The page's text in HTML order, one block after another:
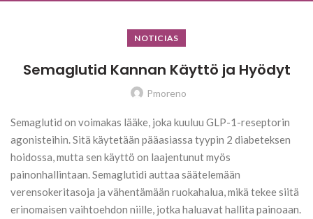
NOTICIAS
Semaglutid Kannan Käyttö ja Hyödyt
Pmoreno
Semaglutid on voimakas lääke, joka kuuluu GLP-1-reseptorin
agonisteihin. Sitä käytetään pääasiassa tyypin 2 diabeteksen
hoidossa, mutta sen käyttö on laajentunut myös
painonhallintaan. Semaglutidi auttaa säätelemään
verensokeritasoja ja vähentämään ruokahalua, mikä tekee siitä
erinomaisen vaihtoehdon niille, jotka haluavat hallita painoaan.